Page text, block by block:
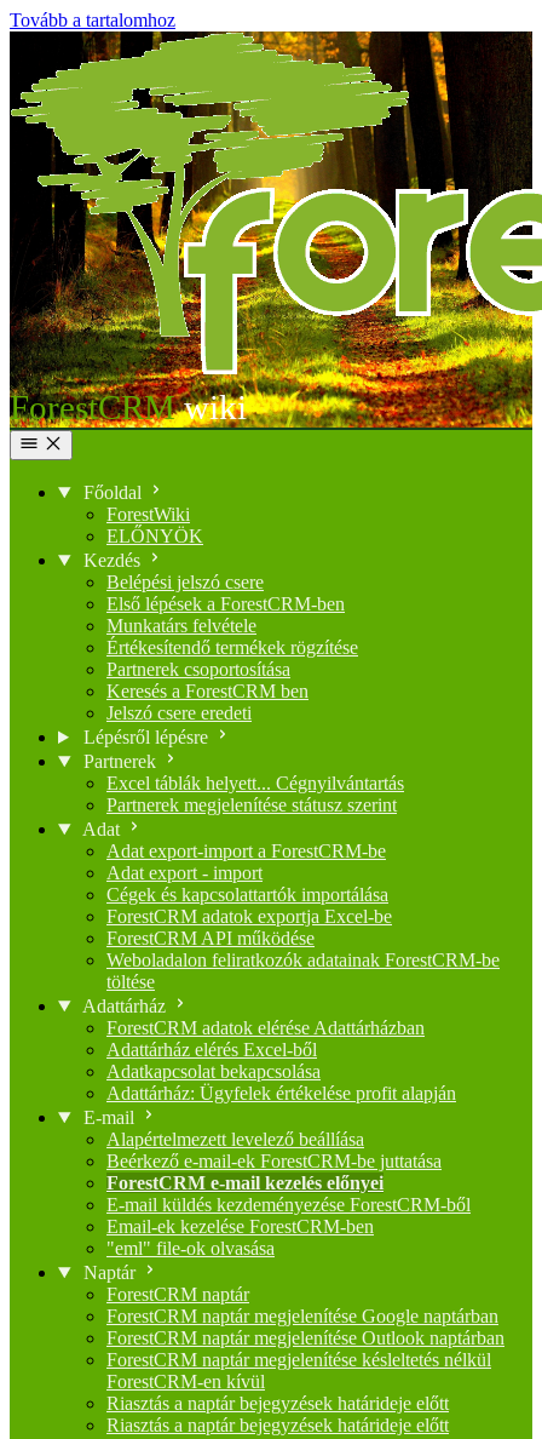
Tovább a tartalomhoz
ForestCRM
Főoldal
ForestWiki
ELŐNYÖK
Kezdés
Belépési jelszó csere
Első lépések a ForestCRM-ben
Munkatárs felvétele
Értékesítendő termékek rögzítése
Partnerek csoportosítása
Keresés a ForestCRM ben
Jelszó csere eredeti
Lépésről lépésre
Partnerek
Excel táblák helyett... Cégnyilvántartás
Partnerek megjelenítése státusz szerint
Adat
Adat export-import a ForestCRM-be
Adat export - import
Cégek és kapcsolattartók importálása
ForestCRM adatok exportja Excel-be
ForestCRM API működése
Weboladalon feliratkozók adatainak ForestCRM-be
töltése
Adattárház
ForestCRM adatok elérése Adattárházban
Adattárház elérés Excel-ből
Adatkapcsolat bekapcsolása
Adattárház: Ügyfelek értékelése profit alapján
E-mail
Alapértelmezett levelező beállíása
Beérkező e-mail-ek ForestCRM-be juttatása
ForestCRM e-mail kezelés előnyei
E-mail küldés kezdeményezése ForestCRM-ből
Email-ek kezelése ForestCRM-ben
"eml" file-ok olvasása
Naptár
ForestCRM naptár
ForestCRM naptár megjelenítése Google naptárban
ForestCRM naptár megjelenítése Outlook naptárban
ForestCRM naptár megjelenítése késleltetés nélkül
ForestCRM-en kívül
Riasztás a naptár bejegyzések határideje előtt
Riasztás a naptár bejegyzések határideje előtt